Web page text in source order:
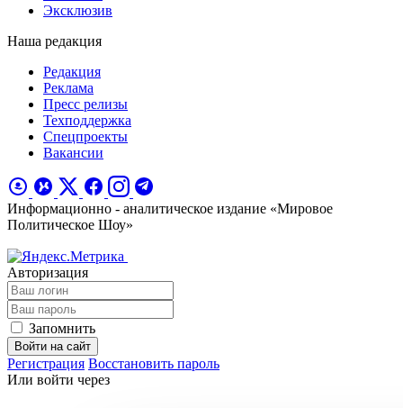
Эксклюзив
Наша редакция
Редакция
Реклама
Пресс релизы
Техподдержка
Спецпроекты
Вакансии
Информационно - аналитическое издание «Мировое
Политическое Шоу»
Авторизация
Запомнить
Войти на сайт
Регистрация Восстановить пароль
Или войти через